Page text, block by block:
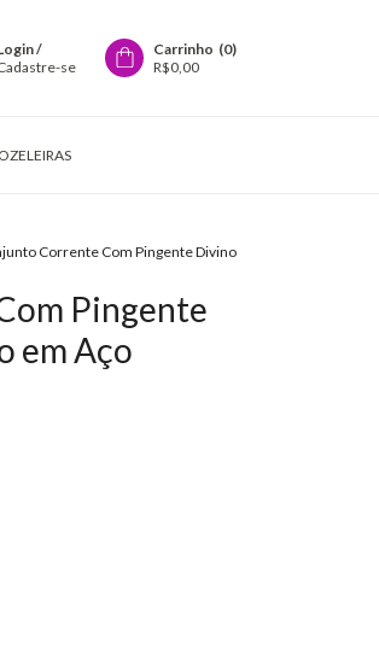
/
se
Carrinho (0)
R$0,00
Corrente Com Pingente Divino
Pingente
em Aço